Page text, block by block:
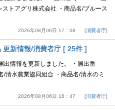
トアグリ株式会社 ・商品名/ブルース
2026年08月06日 17：08 消費者庁
更新情報/消費者庁 [ 25件 ]
出情報を更新しました。 ・届出番
清水農業協同組合 ・商品名/清水のミ
2026年08月06日 16：47 消費者庁